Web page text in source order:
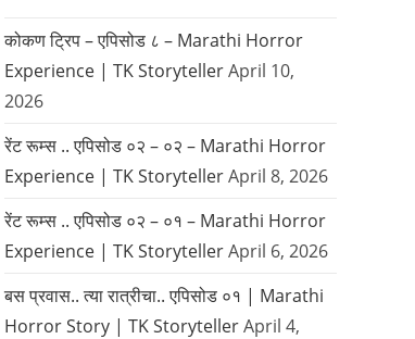
कोकण ट्रिप – एपिसोड ८ – Marathi Horror
Experience | TK StorytellerApril 10,
2026
रेंट रूम्स .. एपिसोड ०२ – ०२ – Marathi Horror
Experience | TK StorytellerApril 8, 2026
रेंट रूम्स .. एपिसोड ०२ – ०१ – Marathi Horror
Experience | TK StorytellerApril 6, 2026
बस प्रवास.. त्या रात्रीचा.. एपिसोड ०१ | Marathi
Horror Story | TK StorytellerApril 4,